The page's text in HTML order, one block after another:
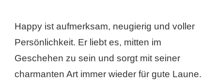
Happy ist aufmerksam, neugierig und voller
Persönlichkeit. Er liebt es, mitten im
Geschehen zu sein und sorgt mit seiner
charmanten Art immer wieder für gute Laune.